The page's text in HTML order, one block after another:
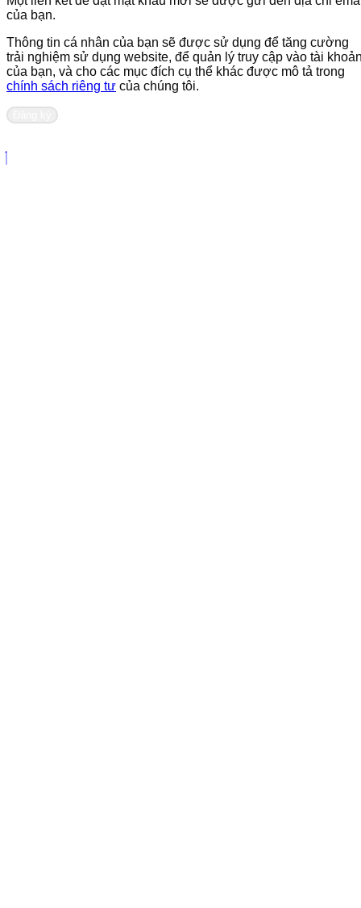
của bạn.
Thông tin cá nhân của bạn sẽ được sử dụng để tăng cường
trải nghiệm sử dụng website, để quản lý truy cập vào tài
của bạn, và cho các mục đích cụ thể khác được mô tả trong
chính sách riêng tư của chúng tôi.